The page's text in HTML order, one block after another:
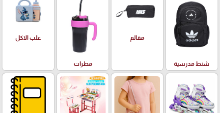
شنط مدرسية
مقالم
مطرات
علب الاكل